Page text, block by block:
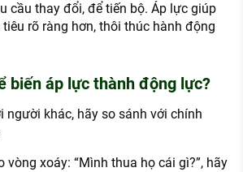
cầu thay đổi, để tiến bộ. Áp lực giúp
rõ ràng hơn, thôi thúc hành động
biến áp lực thành động lực?
người khác, hãy so sánh với chính
vòng xoáy: “Mình thua họ cái gì?”, hãy